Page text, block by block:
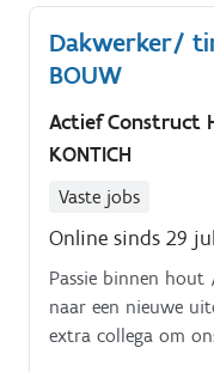
nieuwe collega?.
Dakwerker/
BOUW
Actief Construct
KONTICH
Vaste jobs
Online sinds 29
Passie binnen
naar een nieuwe
extra collega om